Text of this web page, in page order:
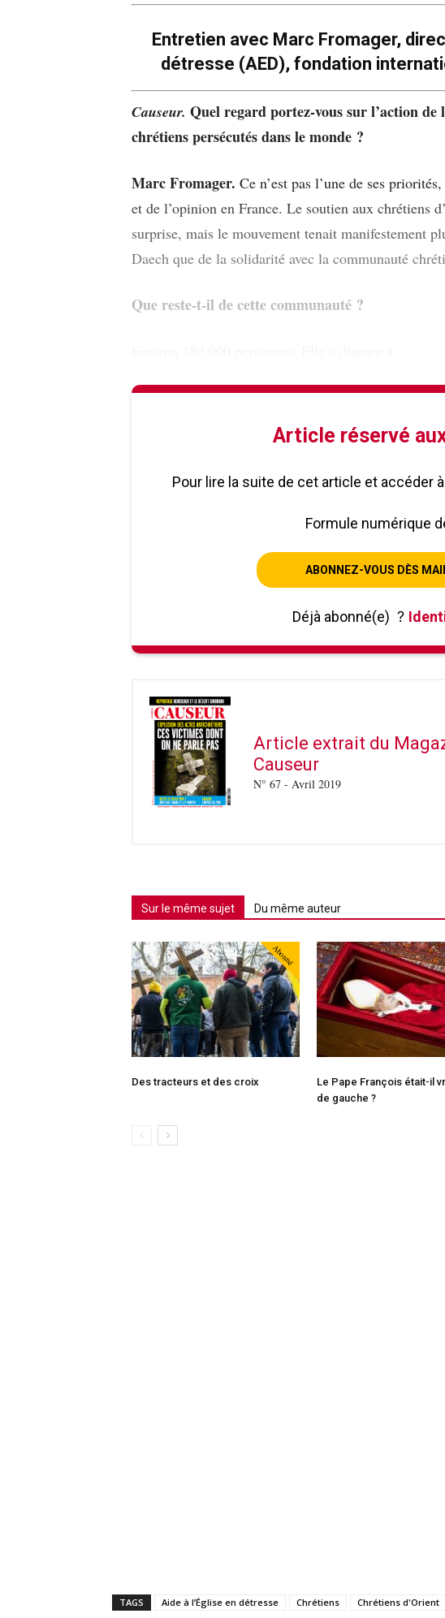
Entretien avec Marc Fromager,
détresse (AED), fondation
Causeur. Quel regard portez-vous sur l’action
chrétiens persécutés dans le monde ?
Marc Fromager. Ce n’est pas l’une de ses
et de l’opinion en France. Le soutien aux chrétiens
surprise, mais le mouvement tenait manifestement
Daech que de la solidarité avec la communauté
Que reste-t-il de cette communauté ?
Article réservé
Pour lire la suite de cet article et accéder
Formule numérique
ABONNEZ-VOUS DÈS
Déjà abonné(e) ?
Article extrait du
Causeur
N° 67 - Avril 2019
Sur le même sujet Du même auteur
Abonné
Des tracteurs et des croix
Le Pape François était-il
de gauche ?
TAGS Aide à l’Église en détresse Chrétiens Chrétiens d'Orient